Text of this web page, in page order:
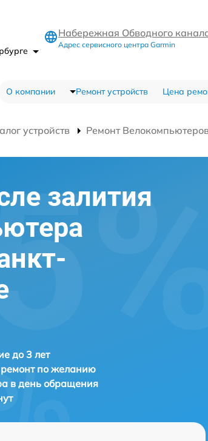
Набережная Обводного
Адрес сервисного центра Garmin
О компании Ремонт устройств Цена
устройств Ремонт
залития
до 3 лет
ремонт по желанию
в день обращения